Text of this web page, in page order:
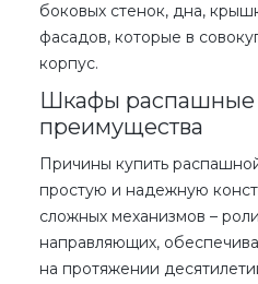
боковых стенок, дна,
фасадов, которые в
корпус.
Шкафы распашные
преимущества
Причины купить
простую и надежную
сложных механизмов –
направляющих,
на протяжении